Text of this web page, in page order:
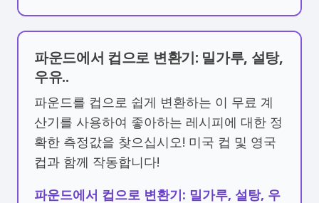
파운드에서 컵으로 변환기: 밀가루, 설탕,
우유..
파운드를 컵으로 쉽게 변환하는 이 무료 계
산기를 사용하여 좋아하는 레시피에 대한 정
확한 측정값을 찾으십시오! 미국 컵 및 영국
컵과 함께 작동합니다!
파운드에서 컵으로 변환기: 밀가루, 설탕, 우